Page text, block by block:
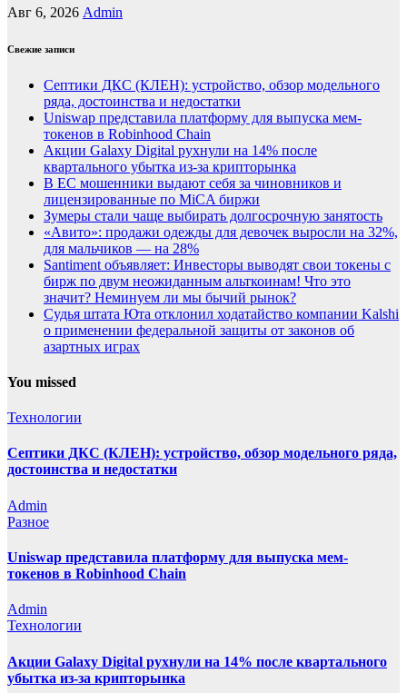
Авг 6, 2026 Admin
Свежие записи
Септики ДКС (КЛЕН): устройство, обзор модельного
ряда, достоинства и недостатки
Uniswap представила платформу для выпуска мем-
токенов в Robinhood Chain
Акции Galaxy Digital рухнули на 14% после
квартального убытка из-за крипторынка
В ЕС мошенники выдают себя за чиновников и
лицензированные по MiCA биржи
Зумеры стали чаще выбирать долгосрочную занятость
«Авито»: продажи одежды для девочек выросли на 32%,
для мальчиков — на 28%
Santiment объявляет: Инвесторы выводят свои токены с
бирж по двум неожиданным альткоинам! Что это
значит? Неминуем ли мы бычий рынок?
Судья штата Юта отклонил ходатайство компании Kalshi
о применении федеральной защиты от законов об
азартных играх
You missed
Технологии
Септики ДКС (КЛЕН): устройство, обзор модельного ряда,
достоинства и недостатки
Admin
Разное
Uniswap представила платформу для выпуска мем-
токенов в Robinhood Chain
Admin
Технологии
Акции Galaxy Digital рухнули на 14% после квартального
убытка из-за крипторынка